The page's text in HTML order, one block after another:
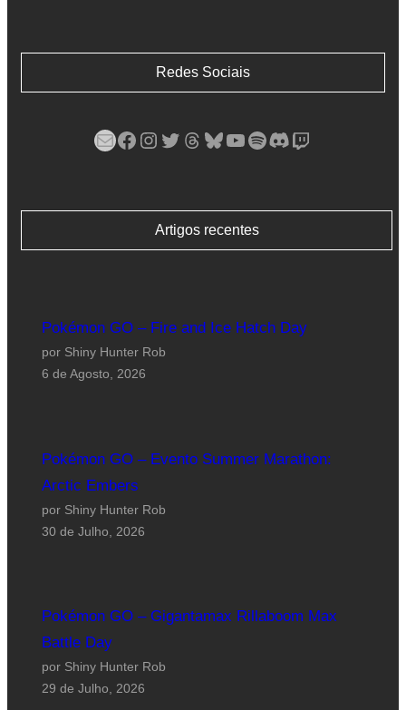
Redes Sociais
Mail Facebook Instagram Twitter Threads Bluesky YouTube Spotify Discord Twitch
Artigos recentes
Pokémon GO – Fire and Ice Hatch Day
por Shiny Hunter Rob
6 de Agosto, 2026
Pokémon GO – Evento Summer Marathon:
Arctic Embers
por Shiny Hunter Rob
30 de Julho, 2026
Pokémon GO – Gigantamax Rillaboom Max
Battle Day
por Shiny Hunter Rob
29 de Julho, 2026